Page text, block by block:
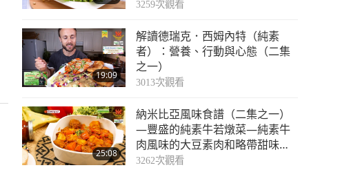
3259次觀看
19:09
解讀德瑞克．西姆內特（純素
者）：營養、行動與心態（二集
之一）
3013次觀看
25:08
納米比亞風味食譜（二集之一）
—豐盛的純素牛若燉菜—純素牛
肉風味的大豆素肉和略帶甜味的
木瓜酸辣醬
3262次觀看